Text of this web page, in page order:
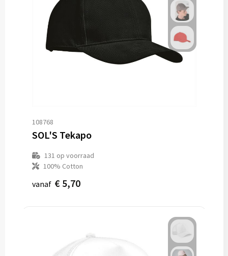
108768
SOL'S Tekapo
131 op voorraad
100% Cotton
vanaf € 5,70